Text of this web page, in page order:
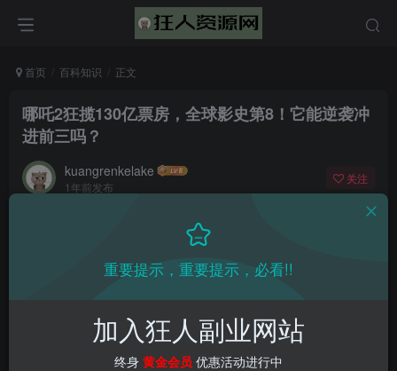
首页 百科知识 正文
哪吒2狂揽130亿票房，全球影史第8！它能逆袭冲
进前三吗？
kuangrenkelake
1年前发布
关注
重要提示，重要提示，必看!!
加入狂人副业网站
终身 黄金会员 优惠活动进行中